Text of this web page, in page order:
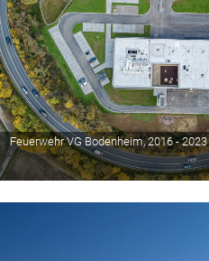
Feuerwehr VG Bodenheim, 2016 - 2023